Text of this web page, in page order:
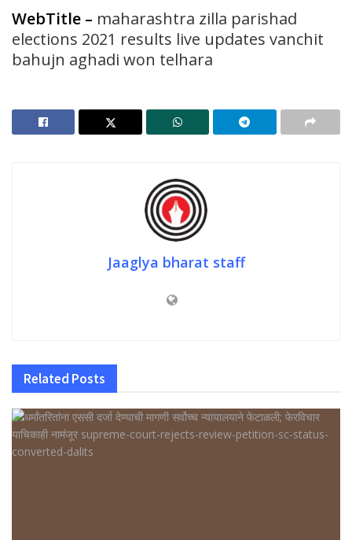
WebTitle – maharashtra zilla parishad
elections 2021 results live updates vanchit
bahujn aghadi won telhara
Jaaglya bharat staff
Related Posts